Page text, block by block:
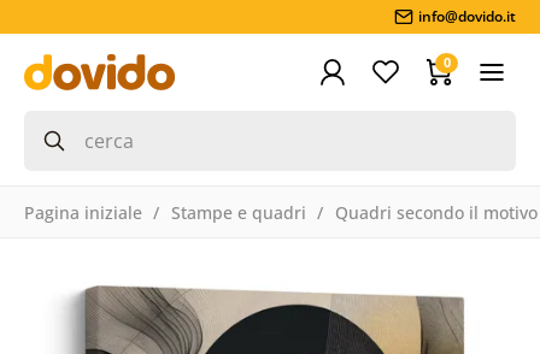
info@dovido.it
0
Pagina iniziale Stampe e quadri Quadri secondo il motivo